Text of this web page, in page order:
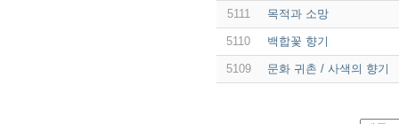
5111 목적과 소망
5110 백합꽃 향기
5109 문화 귀촌 / 사색의 향기